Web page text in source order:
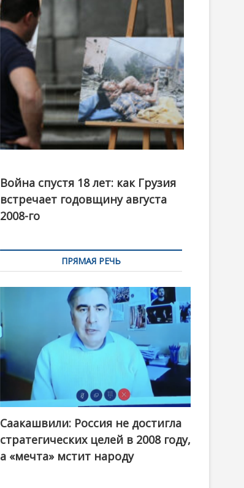
o
n
канал
Война спустя 18 лет: как Грузия
встречает годовщину августа
2008-го
ПРЯМАЯ РЕЧЬ
Саакашвили: Россия не достигла
стратегических целей в 2008 году,
а «мечта» мстит народу